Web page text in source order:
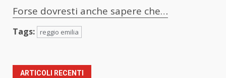
Forse dovresti anche sapere che…
Tags: reggio emilia
ARTICOLI RECENTI